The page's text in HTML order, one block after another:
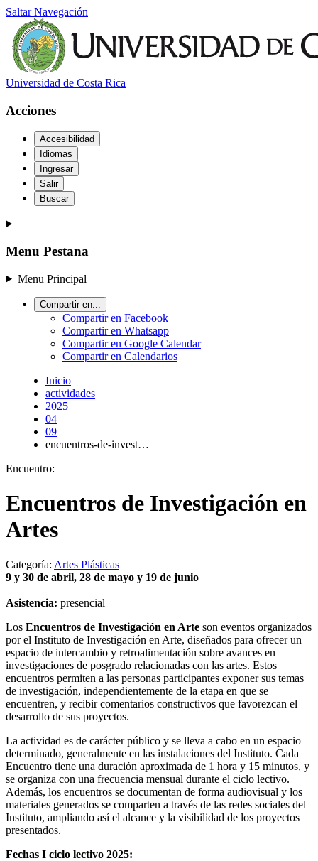
Saltar Navegación
Universidad de Costa Rica
Acciones
Accesibilidad
Idiomas
Ingresar
Salir
Buscar
Menu Pestana
Menu Principal
Compartir en...
Compartir en Facebook
Compartir en Whatsapp
Compartir en Google Calendar
Compartir en Calendarios
Inicio
actividades
2025
04
09
encuentros-de-invest…
Encuentro:
Encuentros de Investigación en
Artes
Categoría: Artes Plásticas
9 y 30 de abril, 28 de mayo y 19 de junio
Asistencia: presencial
Los Encuentros de Investigación en Arte son eventos organizados
por el Instituto de Investigación en Arte, diseñados para ofrecer un
espacio de intercambio y retroalimentación sobre avances en
investigaciones de posgrado relacionadas con las artes. Estos
encuentros permiten a las personas participantes exponer sus temas
de investigación, independientemente de la etapa en que se
encuentren, y recibir comentarios constructivos que favorezcan el
desarrollo de sus proyectos.
La actividad es de carácter público y se lleva a cabo en un espacio
determinado, generalmente en las instalaciones del Instituto. Cada
Encuentro tiene una duración aproximada de 1 hora y 15 minutos, y
se organiza con una frecuencia mensual durante el ciclo lectivo.
Además, los encuentros se documentan de forma audiovisual y los
materiales generados se comparten a través de las redes sociales del
Instituto, ampliando así el alcance y la visibilidad de los proyectos
presentados.
Fechas I ciclo lectivo 2025: